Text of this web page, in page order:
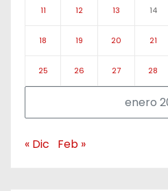
enero
11 12 13 14
18 19 20 21
25 26 27 28
« Dic Feb »